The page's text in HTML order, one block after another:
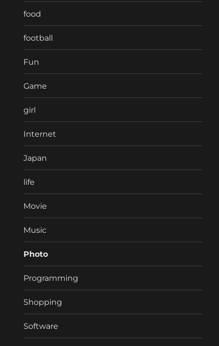
food
football
Fun
Game
girl
Internet
Japan
life
Movie
Music
Photo
Programming
Shopping
Software